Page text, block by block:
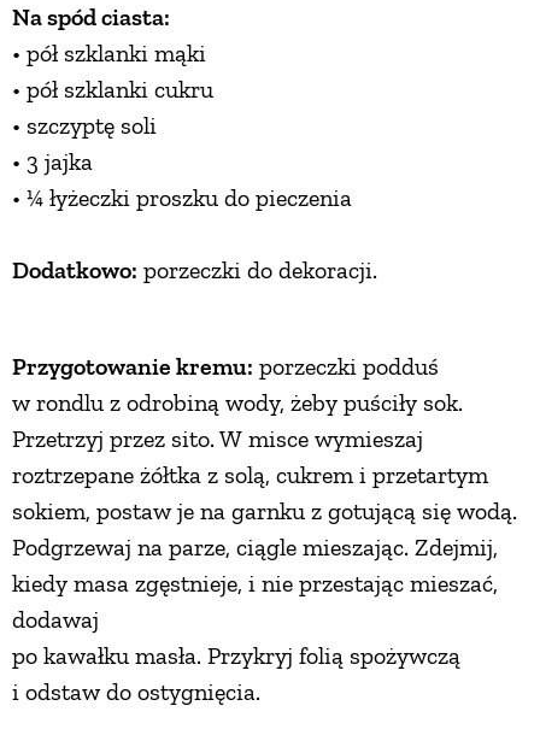
Na spód ciasta:
• pół szklanki mąki
• pół szklanki cukru
• szczyptę soli
• 3 jajka
• ¼ łyżeczki proszku do pieczenia
Dodatkowo: porzeczki do dekoracji.
Przygotowanie kremu: porzeczki podduś
w rondlu z odrobiną wody, żeby puściły sok.
Przetrzyj przez sito. W misce wymieszaj
roztrzepane żółtka z solą, cukrem i przetartym
sokiem, postaw je na garnku z gotującą się wodą.
Podgrzewaj na parze, ciągle mieszając. Zdejmij,
kiedy masa zgęstnieje, i nie przestając mieszać,
dodawaj
po kawałku masła. Przykryj folią spożywczą
i odstaw do ostygnięcia.
ZWIERZĘTA DOMOWE
ZWIERZĘTA W NATURZE
KRAJOBRAZ
RĘKODZIEŁO
RZEMIOSŁO
ZWYCZAJE